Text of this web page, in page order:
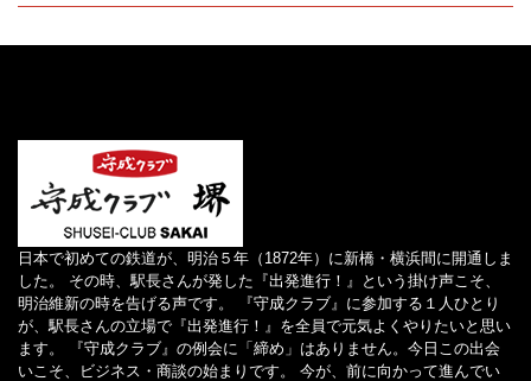
日本で初めての鉄道が、明治５年（1872年）に新橋・横浜間に開通しま
した。 その時、駅長さんが発した『出発進行！』という掛け声こそ、
明治維新の時を告げる声です。 『守成クラブ』に参加する１人ひとり
が、駅長さんの立場で『出発進行！』を全員で元気よくやりたいと思い
ます。 『守成クラブ』の例会に「締め」はありません。今日この出会
いこそ、ビジネス・商談の始まりです。 今が、前に向かって進んでい